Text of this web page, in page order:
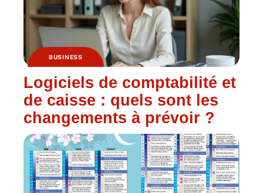
BUSINESS
Logiciels de comptabilité et
de caisse : quels sont les
changements à prévoir ?